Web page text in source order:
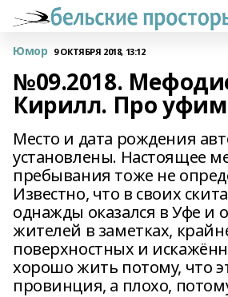
Юмор 9 ОКТЯБРЯ 2018, 13:12
№09.2018.
Кирилл. Про
Место и дата рождения
установлены. Настоящее
пребывания тоже не
Известно, что в своих
однажды оказался в Уфе и
жителей в заметках,
поверхностных и
хорошо жить потому, что
провинция, а плохо,